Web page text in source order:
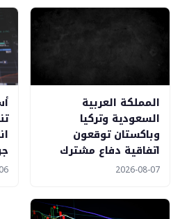
المملكة العربية
السعودية وتركيا
وباكستان توقعون
اتفاقية دفاع مشترك
2026-08-07